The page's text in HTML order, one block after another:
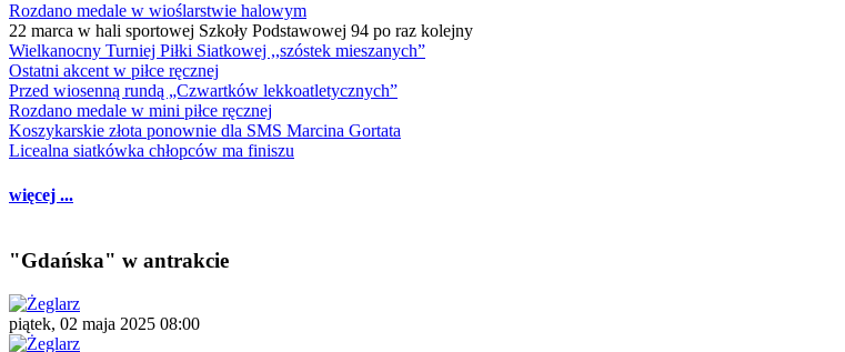
Rozdano medale w wioślarstwie halowym
22 marca w hali sportowej Szkoły Podstawowej 94 po raz kolejny
Wielkanocny Turniej Piłki Siatkowej ,,szóstek mieszanych”
Ostatni akcent w piłce ręcznej
Przed wiosenną rundą „Czwartków lekkoatletycznych”
Rozdano medale w mini piłce ręcznej
Koszykarskie złota ponownie dla SMS Marcina Gortata
Licealna siatkówka chłopców ma finiszu
więcej ...
"Gdańska" w antrakcie
piątek, 02 maja 2025 08:00